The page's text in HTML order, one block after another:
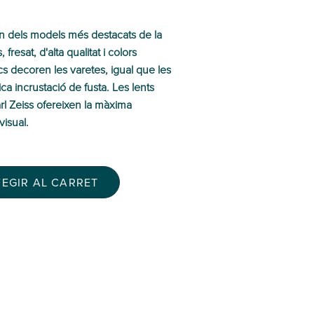
dels models més destacats de la
fresat, d'alta qualitat i colors
decoren les varetes, igual que les
incrustació de fusta. Les lents
Zeiss ofereixen la màxima
AL CARRET